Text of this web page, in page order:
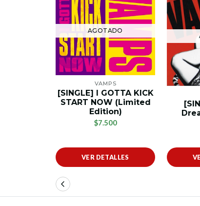
AGOTADO
VAMPS
[SINGLE] I GOTTA KICK
START NOW (Limited
Edition)
$7.500
VER DETALLES